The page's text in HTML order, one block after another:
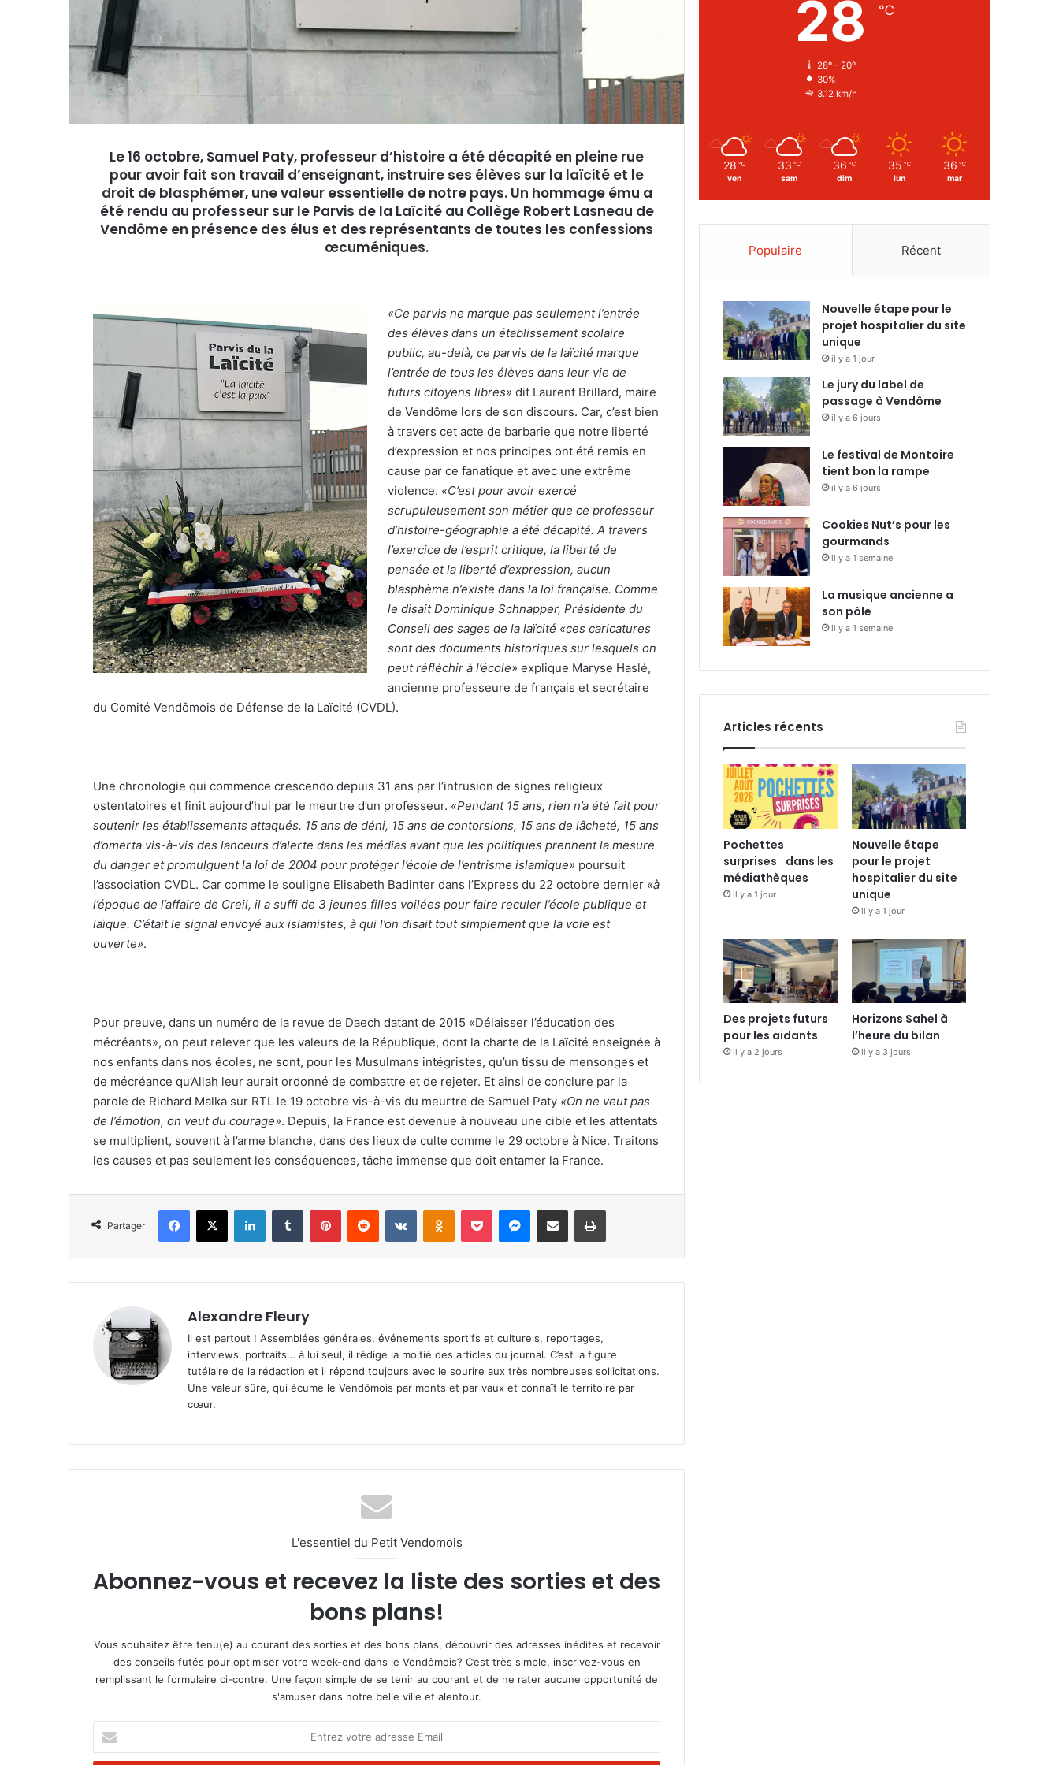
Le 16 octobre, Samuel Paty, professeur d’histoire a été décapité en pleine rue
pour avoir fait son travail d’enseignant, instruire ses élèves sur la laïcité et le
droit de blasphémer, une valeur essentielle de notre pays. Un hommage ému a
été rendu au professeur sur le Parvis de la Laïcité au Collège Robert Lasneau de
Vendôme en présence des élus et des représentants de toutes les confessions
œcuméniques.
«Ce parvis ne marque pas seulement l’entrée
des élèves dans un établissement scolaire
public, au-delà, ce parvis de la laïcité marque
l’entrée de tous les élèves dans leur vie de
futurs citoyens libres» dit Laurent Brillard, maire
de Vendôme lors de son discours. Car, c’est bien
à travers cet acte de barbarie que notre liberté
d’expression et nos principes ont été remis en
cause par ce fanatique et avec une extrême
violence. «C’est pour avoir exercé
scrupuleusement son métier que ce professeur
d’histoire-géographie a été décapité. A travers
l’exercice de l’esprit critique, la liberté de
pensée et la liberté d’expression, aucun
blasphème n’existe dans la loi française. Comme
le disait Dominique Schnapper, Présidente du
Conseil des sages de la laïcité «ces caricatures
sont des documents historiques sur lesquels on
peut réfléchir à l’école» explique Maryse Haslé,
ancienne professeure de français et secrétaire
du Comité Vendômois de Défense de la Laïcité (CVDL).
Une chronologie qui commence crescendo depuis 31 ans par l’intrusion de signes religieux
ostentatoires et finit aujourd’hui par le meurtre d’un professeur. «Pendant 15 ans, rien n’a été fait pour
soutenir les établissements attaqués. 15 ans de déni, 15 ans de contorsions, 15 ans de lâcheté, 15 ans
d’omerta vis-à-vis des lanceurs d’alerte dans les médias avant que les politiques prennent la mesure
du danger et promulguent la loi de 2004 pour protéger l’école de l’entrisme islamique» poursuit
l’association CVDL. Car comme le souligne Elisabeth Badinter dans l’Express du 22 octobre dernier «à
l’époque de l’affaire de Creil, il a suffi de 3 jeunes filles voilées pour faire reculer l’école publique et
laïque. C’était le signal envoyé aux islamistes, à qui l’on disait tout simplement que la voie est
ouverte».
Pour preuve, dans un numéro de la revue de Daech datant de 2015 «Délaisser l’éducation des
mécréants», on peut relever que les valeurs de la République, dont la charte de la Laïcité enseignée à
nos enfants dans nos écoles, ne sont, pour les Musulmans intégristes, qu’un tissu de mensonges et
de mécréance qu’Allah leur aurait ordonné de combattre et de rejeter. Et ainsi de conclure par la
parole de Richard Malka sur RTL le 19 octobre vis-à-vis du meurtre de Samuel Paty «On ne veut pas
de l’émotion, on veut du courage». Depuis, la France est devenue à nouveau une cible et les attentats
se multiplient, souvent à l’arme blanche, dans des lieux de culte comme le 29 octobre à Nice. Traitons
les causes et pas seulement les conséquences, tâche immense que doit entamer la France.
Partager
Alexandre Fleury
Il est partout ! Assemblées générales, événements sportifs et culturels, reportages,
interviews, portraits… à lui seul, il rédige la moitié des articles du journal. C’est la figure
tutélaire de la rédaction et il répond toujours avec le sourire aux très nombreuses sollicitations.
Une valeur sûre, qui écume le Vendômois par monts et par vaux et connaît le territoire par
cœur.
L'essentiel du Petit Vendomois
Abonnez-vous et recevez la liste des sorties et des
bons plans!
Vous souhaitez être tenu(e) au courant des sorties et des bons plans, découvrir des adresses inédites et recevoir
des conseils futés pour optimiser votre week-end dans le Vendômois? C’est très simple, inscrivez-vous en
remplissant le formulaire ci-contre. Une façon simple de se tenir au courant et de ne rater aucune opportunité de
s'amuser dans notre belle ville et alentour.
t
28 ℃
28º - 20º
30%
3.12 km/h
28 ℃
ven
33 ℃
sam
36 ℃
dim
35 ℃
lun
36 ℃
mar
Populaire Récent
Nouvelle étape pour le
projet hospitalier du site
unique
il y a 1 jour
Le jury du label de
passage à Vendôme
il y a 6 jours
Le festival de Montoire
tient bon la rampe
il y a 6 jours
Cookies Nut’s pour les
gourmands
il y a 1 semaine
La musique ancienne a
son pôle
il y a 1 semaine
Articles récents
Pochettes
surprises dans les
médiathèques
il y a 1 jour
Nouvelle étape
pour le projet
hospitalier du site
unique
il y a 1 jour
Des projets futurs
pour les aidants
il y a 2 jours
Horizons Sahel à
l’heure du bilan
il y a 3 jours